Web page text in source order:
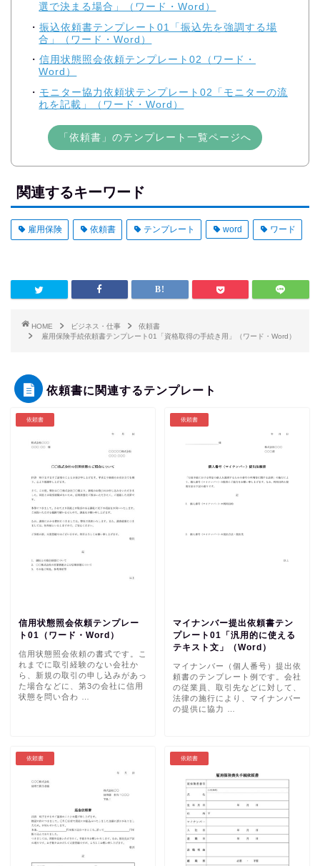
選で決まる場合」（ワード・Word）
振込依頼書テンプレート01「振込先を強調する場
合」（ワード・Word）
信用状態照会依頼テンプレート02（ワード・
Word）
モニター協力依頼状テンプレート02「モニターの流
れを記載」（ワード・Word）
「依頼書」のテンプレート一覧ページへ
関連するキーワード
雇用保険 依頼書 テンプレート word ワード
HOME ビジネス・仕事
依頼書
雇用保険手続依頼書テンプレート01「資格取得の手続き用」（ワード・Word）
依頼書に関連するテンプレート
依頼書
信用状態照会依頼テンプレー
ト01（ワード・Word）
信用状態照会依頼の書式です。こ
れまでに取引経験のない会社か
ら、新規の取引の申し込みがあっ
た場合などに、第3の会社に信用
状態を問い合わ …
依頼書
マイナンバー提出依頼書テン
プレート01「汎用的に使える
テキスト文」（Word）
マイナンバー（個人番号）提出依
頼書のテンプレート例です。会社
の従業員、取引先などに対して、
法律の施行により、マイナンバー
の提供に協力 …
依頼書 依頼書